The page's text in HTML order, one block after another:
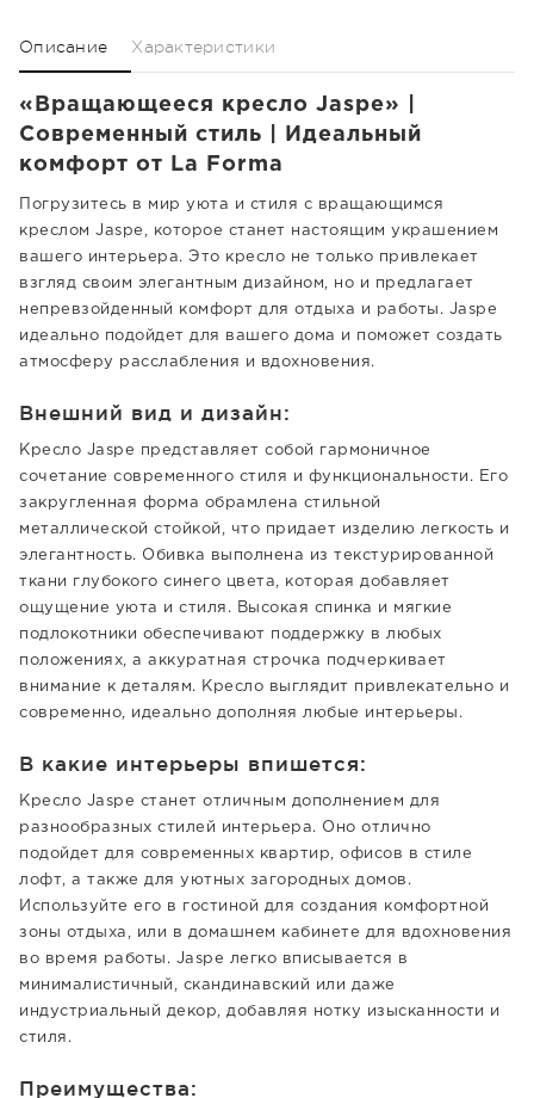
Описание Характеристики
«Вращающееся кресло Jaspe» |
Современный стиль | Идеальный
комфорт от La Forma
Погрузитесь в мир уюта и стиля с вращающимся
креслом Jaspe, которое станет настоящим украшением
вашего интерьера. Это кресло не только привлекает
взгляд своим элегантным дизайном, но и предлагает
непревзойденный комфорт для отдыха и работы. Jaspe
идеально подойдет для вашего дома и поможет создать
атмосферу расслабления и вдохновения.
Внешний вид и дизайн:
Кресло Jaspe представляет собой гармоничное
сочетание современного стиля и функциональности. Его
закругленная форма обрамлена стильной
металлической стойкой, что придает изделию легкость и
элегантность. Обивка выполнена из текстурированной
ткани глубокого синего цвета, которая добавляет
ощущение уюта и стиля. Высокая спинка и мягкие
подлокотники обеспечивают поддержку в любых
положениях, а аккуратная строчка подчеркивает
внимание к деталям. Кресло выглядит привлекательно и
современно, идеально дополняя любые интерьеры.
В какие интерьеры впишется:
Кресло Jaspe станет отличным дополнением для
разнообразных стилей интерьера. Оно отлично
подойдет для современных квартир, офисов в стиле
лофт, а также для уютных загородных домов.
Используйте его в гостиной для создания комфортной
зоны отдыха, или в домашнем кабинете для вдохновения
во время работы. Jaspe легко вписывается в
минималистичный, скандинавский или даже
индустриальный декор, добавляя нотку изысканности и
стиля.
Преимущества: